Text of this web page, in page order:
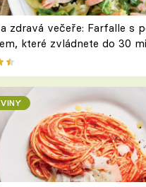
zdravá večeře: Farfalle s
které zvládnete do 30